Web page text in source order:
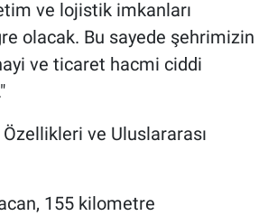
ve lojistik imkanları
olacak. Bu sayede şehrimizin
ve ticaret hacmi ciddi
ve Uluslararası
155 kilometre